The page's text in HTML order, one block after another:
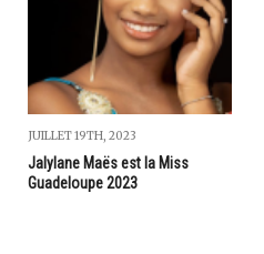
JUILLET 19TH, 2023
Jalylane Maës est la Miss
Guadeloupe 2023